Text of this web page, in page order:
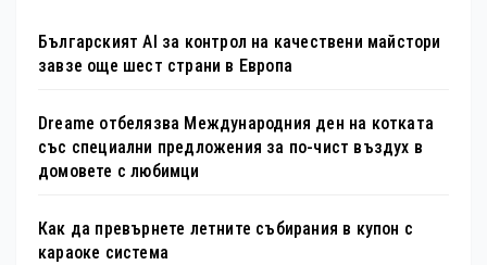
Българският AI за контрол на качествени майстори
завзе още шест страни в Европа
Dreame отбелязва Международния ден на котката
със специални предложения за по-чист въздух в
домовете с любимци
Как да превърнете летните събирания в купон с
караоке система